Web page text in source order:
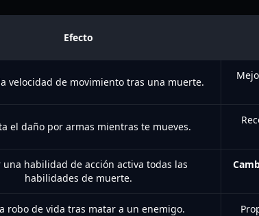
Efecto
velocidad de movimiento tras una muerte.
el daño por armas mientras te mueves.
una habilidad de acción activa todas las
habilidades de muerte.
robo de vida tras matar a un enemigo.